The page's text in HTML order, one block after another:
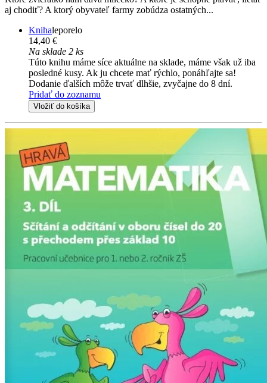
aj chodiť? A ktorý obyvateľ farmy zobúdza ostatných...
Knihaleporelo
14,40 €
Na sklade 2 ks
Túto knihu máme síce aktuálne na sklade, máme však už iba
posledné kusy. Ak ju chcete mať rýchlo, ponáhľajte sa!
Dodanie ďalších môže trvať dlhšie, zvyčajne do 8 dní.
Pridať do zoznamu
Vložiť do košíka